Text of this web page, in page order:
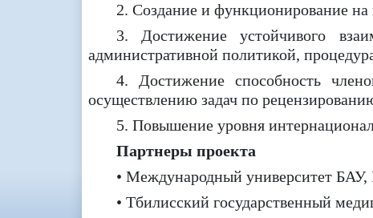
2. Создание и функционирование на
3. Достижение устойчивого
административной политикой,
4. Достижение способность
осуществлению задач по
5. Повышение уровня
Партнеры проекта
• Международный университет БАУ,
• Тбилисский государственный